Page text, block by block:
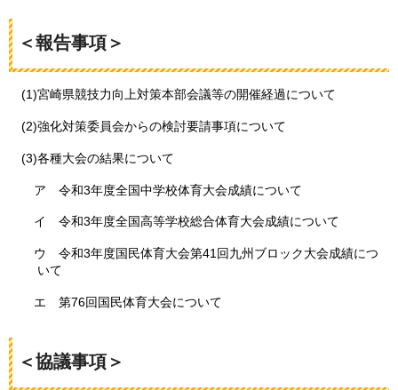
＜報告事項＞
(1)宮崎県競技力向上対策本部会議等の開催経過について
(2)強化対策委員会からの検討要請事項について
(3)各種大会の結果について
ア 令和3年度全国中学校体育大会成績について
イ 令和3年度全国高等学校総合体育大会成績について
ウ
令和3年度国民体育大会第41回九州ブロック大会成績につ
いて
エ 第76回国民体育大会について
＜協議事項＞